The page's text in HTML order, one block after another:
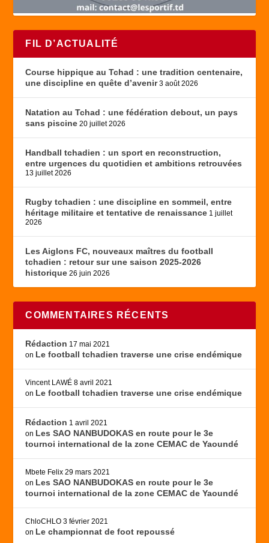
FIL D’ACTUALITÉ
Course hippique au Tchad : une tradition centenaire,
une discipline en quête d’avenir 3 août 2026
Natation au Tchad : une fédération debout, un pays
sans piscine 20 juillet 2026
Handball tchadien : un sport en reconstruction,
entre urgences du quotidien et ambitions retrouvées
13 juillet 2026
Rugby tchadien : une discipline en sommeil, entre
héritage militaire et tentative de renaissance 1 juillet
2026
Les Aiglons FC, nouveaux maîtres du football
tchadien : retour sur une saison 2025-2026
historique 26 juin 2026
COMMENTAIRES RÉCENTS
Rédaction 17 mai 2021
on Le football tchadien traverse une crise endémique
Vincent LAWÉ 8 avril 2021
on Le football tchadien traverse une crise endémique
Rédaction 1 avril 2021
on Les SAO NANBUDOKAS en route pour le 3e
tournoi international de la zone CEMAC de Yaoundé
Mbete Felix 29 mars 2021
on Les SAO NANBUDOKAS en route pour le 3e
tournoi international de la zone CEMAC de Yaoundé
ChloCHLO 3 février 2021
on Le championnat de foot repoussé